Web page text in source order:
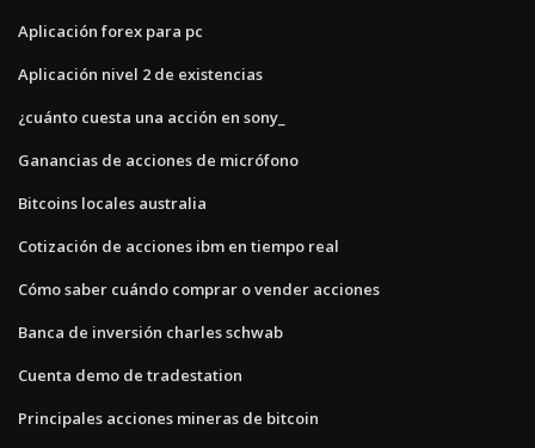
Aplicación forex para pc
Aplicación nivel 2 de existencias
¿cuánto cuesta una acción en sony_
Ganancias de acciones de micrófono
Bitcoins locales australia
Cotización de acciones ibm en tiempo real
Cómo saber cuándo comprar o vender acciones
Banca de inversión charles schwab
Cuenta demo de tradestation
Principales acciones mineras de bitcoin